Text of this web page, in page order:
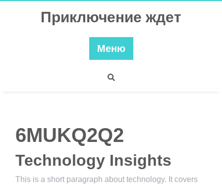
Приключение ждет
Меню
6MUKQ2Q2
Technology Insights
This is a short paragraph about technology. It covers